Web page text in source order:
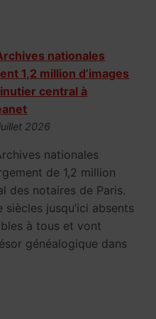
nationales
1,2 million d’images
central à
2026
nationales
de 1,2 million
des notaires de Paris.
siècles jusqu’ici absents
à tous et vont
généalogique dans